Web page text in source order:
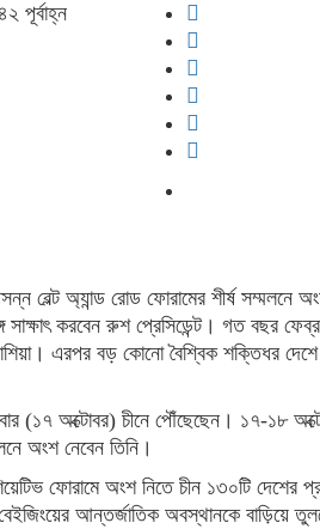
পূর্বাহ্ন
বেল্ট অ্যান্ড রোড ফোরামের শীর্ষ সম্মলনে
সাক্ষাৎ করবেন রুশ প্রেসিডেন্ট। গত বছর
এরপর বড় কোনো বৈশ্বিক শক্তিধর
(১৭ অক্টোবর) চীনে পৌঁছেছেন। ১৭-১৮
অংশ নেবেন তিনি।
ফোরামে অংশ নিতে চীন ১৩০টি দেশের
আন্তর্জাতিক অবস্থানকে বাড়িয়ে